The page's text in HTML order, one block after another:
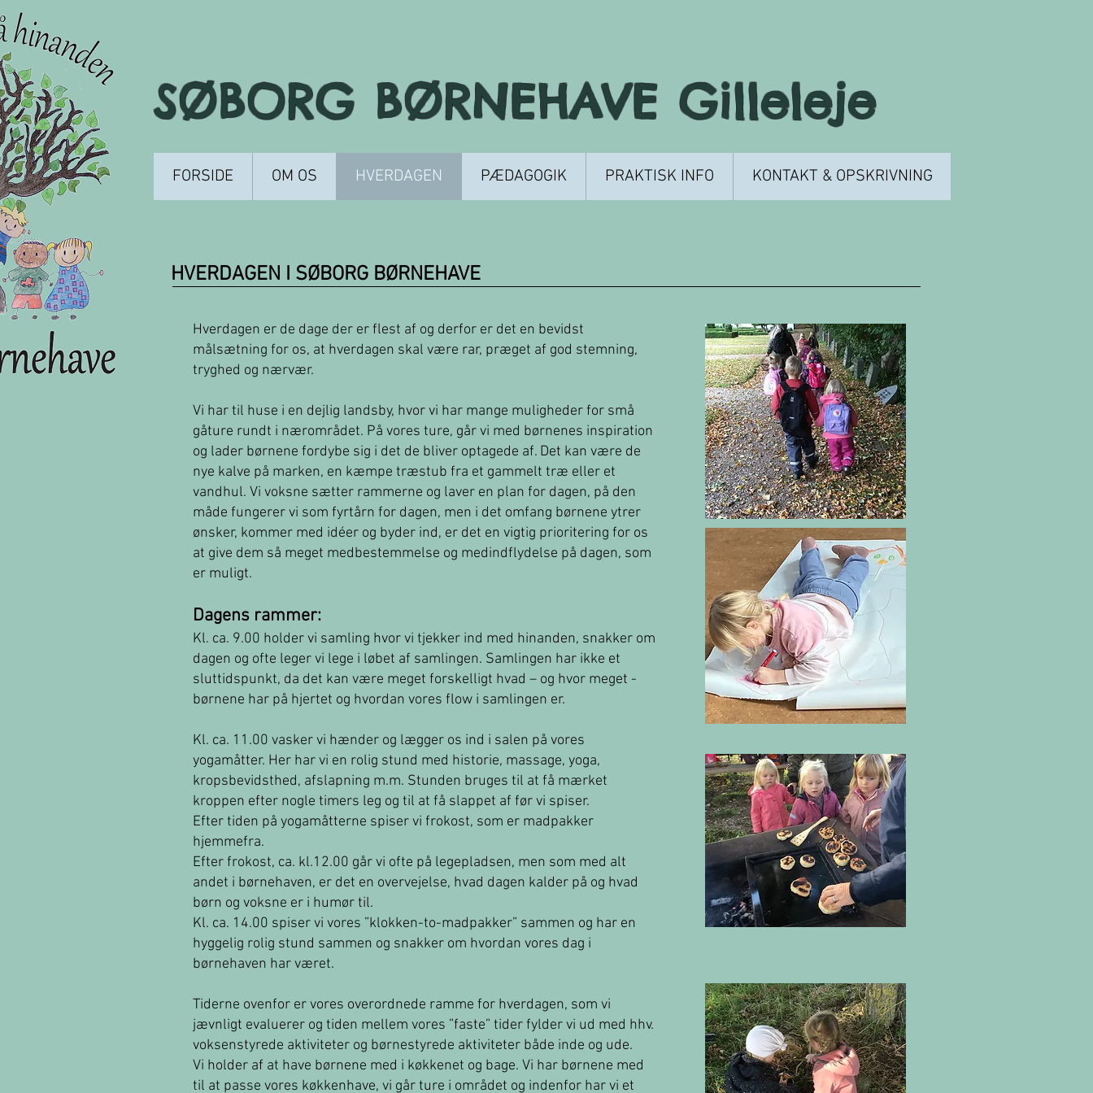
SØBORG BØRNEHAVE Gilleleje
FORSIDE OM OS HVERDAGEN PÆDAGOGIK PRAKTISK INFO KONTAKT & OPSKRIVNING
HVERDAGEN I SØBORG BØRNEHAVE
Hverdagen er de dage der er flest af og derfor er det en bevidst
målsætning for os, at hverdagen skal være rar, præget af god stemning,
tryghed og nærvær.
Vi har til huse i en dejlig landsby, hvor vi har mange muligheder for små
gåture rundt i nærområdet. På vores ture, går vi med børnenes inspiration
og lader børnene fordybe sig i det de bliver optagede af. Det kan være de
nye kalve på marken, en kæmpe træstub fra et gammelt træ eller et
vandhul. Vi voksne sætter rammerne og laver en plan for dagen, på den
måde fungerer vi som fyrtårn for dagen, men i det omfang børnene ytrer
ønsker, kommer med idéer og byder ind, er det en vigtig prioritering for os
at give dem så meget medbestemmelse og medindflydelse på dagen, som
er muligt.
Dagens rammer:
Kl. ca. 9.00 holder vi samling hvor vi tjekker ind med hinanden, snakker om
dagen og ofte leger vi lege i løbet af samlingen. Samlingen har ikke et
sluttidspunkt, da det kan være meget forskelligt hvad – og hvor meget -
børnene har på hjertet og hvordan vores flow i samlingen er.
Kl. ca. 11.00 vasker vi hænder og lægger os ind i salen på vores
yogamåtter. Her har vi en rolig stund med historie, massage, yoga,
kropsbevidsthed, afslapning m.m. Stunden bruges til at få mærket
kroppen efter nogle timers leg og til at få slappet af før vi spiser.
Efter tiden på yogamåtterne spiser vi frokost, som er madpakker
hjemmefra.
Efter frokost, ca. kl.12.00 går vi ofte på legepladsen, men som med alt
andet i børnehaven, er det en overvejelse, hvad dagen kalder på og hvad
børn og voksne er i humør til.
Kl. ca. 14.00 spiser vi vores ”klokken-to-madpakker” sammen og har en
hyggelig rolig stund sammen og snakker om hvordan vores dag i
børnehaven har været.
Tiderne ovenfor er vores overordnede ramme for hverdagen, som vi
jævnligt evaluerer og tiden mellem vores ”faste” tider fylder vi ud med hhv.
voksenstyrede aktiviteter og børnestyrede aktiviteter både inde og ude.
Vi holder af at have børnene med i køkkenet og bage. Vi har børnene med
til at passe vores køkkenhave, vi går ture i området og indenfor har vi et